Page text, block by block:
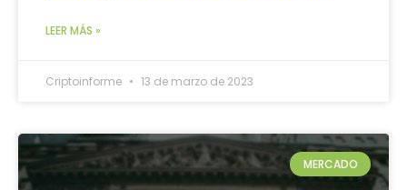
LEER MÁS »
Criptoinforme 13 de marzo de 2023
MERCADO